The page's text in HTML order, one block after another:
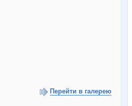
Перейти в галерею